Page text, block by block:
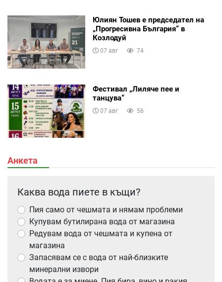
Юлиян Тошев е председател на
„Прогресивна България“ в
Козлодуй
07 авг 74
Фестивал „Лиляче пее и
танцува“
07 авг 56
Анкета
Каква вода пиете в къщи?
Пия само от чешмата и нямам проблеми
Купувам бутилирана вода от магазина
Редувам вода от чешмата и купена от
магазина
Запасявам се с вода от най-близките
минерални извори